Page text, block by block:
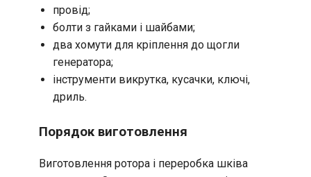
провід;
болти з гайками і шайбами;
два хомути для кріплення до щогли
генератора;
інструменти викрутка, кусачки, ключі,
дриль.
Порядок виготовлення
Виготовлення ротора і переробка шківа